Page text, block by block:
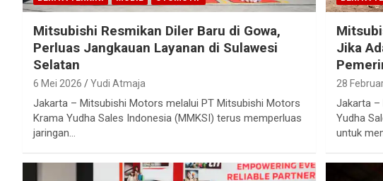
Mitsubishi Resmikan Diler Baru di Gowa,
Perluas Jangkauan Layanan di Sulawesi
Selatan
6 Mei 2026 Yudi Atmaja
Jakarta – Mitsubishi Motors melalui PT Mitsubishi Motors
Krama Yudha Sales Indonesia (MMKSI) terus memperluas
jaringan…
Jika
28
Jakarta –
Yudha
untuk